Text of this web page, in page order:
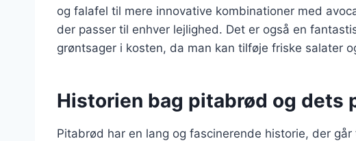
og falafel til mere innovative kombinationer med
der passer til enhver lejlighed. Det er også en
grøntsager i kosten, da man kan tilføje friske salater
Historien bag pitabrød og dets
Pitabrød har en lang og fascinerende historie, der